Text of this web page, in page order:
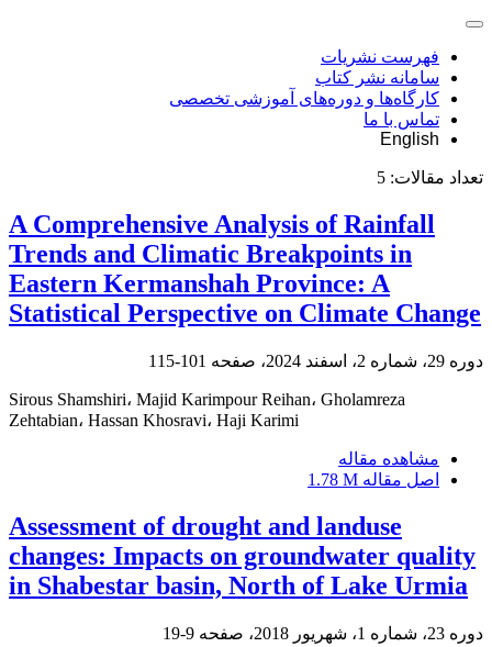
فهرست نشریات
سامانه نشر کتاب
کارگاه‌ها و دوره‌های آموزشی تخصصی
تماس با ما
English
تعداد مقالات: 5
A Comprehensive Analysis of Rainfall
Trends and Climatic Breakpoints in
Eastern Kermanshah Province: A
Statistical Perspective on Climate Change
دوره 29، شماره 2، اسفند 2024، صفحه 101-115
Sirous Shamshiri، Majid Karimpour Reihan، Gholamreza
Zehtabian، Hassan Khosravi، Haji Karimi
مشاهده مقاله
اصل مقاله 1.78 M
Assessment of drought and landuse
changes: Impacts on groundwater quality
in Shabestar basin, North of Lake Urmia
دوره 23، شماره 1، شهریور 2018، صفحه 9-19